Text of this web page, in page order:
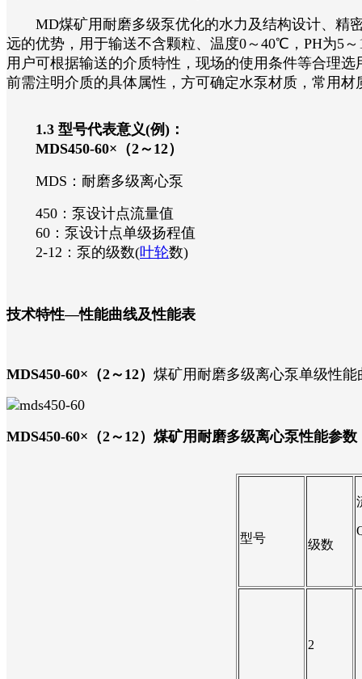
MD煤矿用耐磨多级泵优化的水力及结构设计、精密
远的优势，用于输送不含颗粒、温度0～40℃，PH为5
用户可根据输送的介质特性，现场的使用条件等合理
前需注明介质的具体属性，方可确定水泵材质，常用材
1.3 型号代表意义(例)：
MDS450-60×（2～12）
MDS：耐磨多级离心泵
450：泵设计点流量值
60：泵设计点单级扬程值
2-12：泵的级数(叶轮数)
技术特性—性能曲线及性能表
MDS450-60×（2～12） 煤矿用耐磨多级离心泵单级性能
MDS450-60×（2～12） 煤矿用耐磨多级离心泵性能参数
型号 级数
2